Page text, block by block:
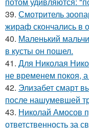
39. Смотритель
жираф скончались в
40. Маленький
в кусты он пошел.
41. Для Николая
не временем покоя,
42. Элизабет смарт
после нашумевшей
43. Николай Амосов
ответственность за